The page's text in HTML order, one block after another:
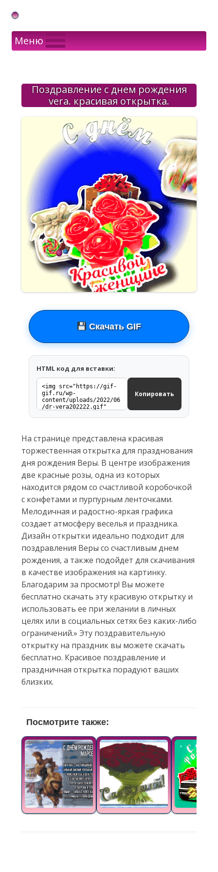
Gif Открытки в подарок
Меню
Поздравление с днем рождения
vera. красивая открытка.
Скачать GIF
HTML код для вставки:
Копировать
На странице представлена красивая
торжественная открытка для празднования
дня рождения Веры. В центре изображения
две красные розы, одна из которых
находится рядом со счастливой коробочкой
с конфетами и пурпурным ленточками.
Мелодичная и радостно-яркая графика
создает атмосферу веселья и праздника.
Дизайн открытки идеально подходит для
поздравления Веры со счастливым днем
рождения, а также подойдет для скачивания
в качестве изображения на картинку.
Благодарим за просмотр! Вы можете
бесплатно скачать эту красивую открытку и
использовать ее при желании в личных
целях или в социальных сетях без каких-либо
ограничений.» Эту поздравительную
открытку на праздник вы можете скачать
бесплатно. Красивое поздравление и
праздничная открытка порадуют ваших
близких.
Посмотрите также: